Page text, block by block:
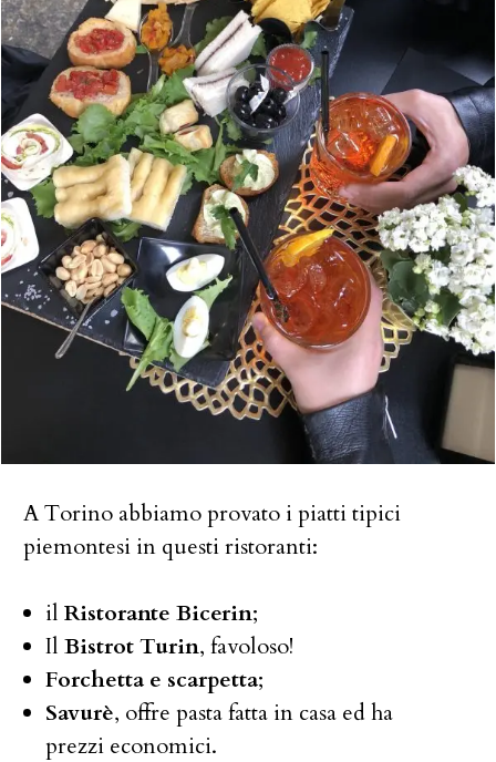
A Torino abbiamo provato i piatti tipici
piemontesi in questi ristoranti:
il Ristorante Bicerin;
Il Bistrot Turin, favoloso!
Forchetta e scarpetta;
Savurè, offre pasta fatta in casa ed ha
prezzi economici.